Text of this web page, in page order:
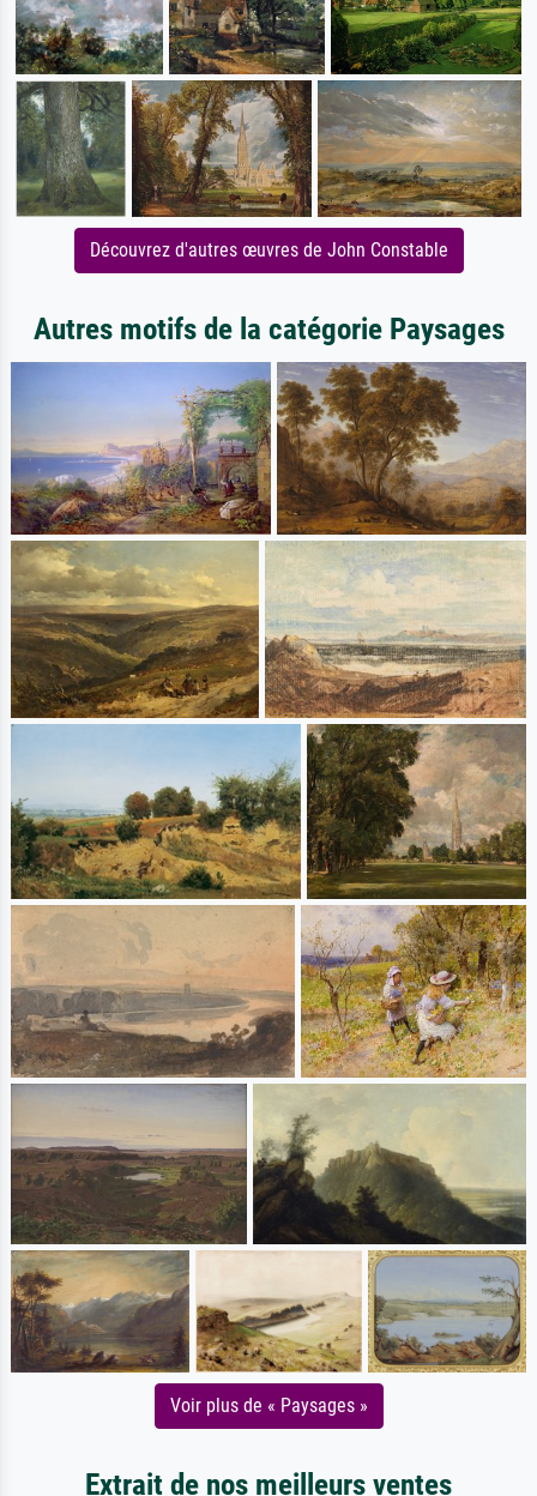
Découvrez d'autres œuvres de John Constable
Autres motifs de la catégorie Paysages
Voir plus de « Paysages »
Extrait de nos meilleurs ventes